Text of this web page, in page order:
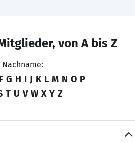
von A bis Z
Nachname:
G H I J K L M N O P
T U V W X Y Z